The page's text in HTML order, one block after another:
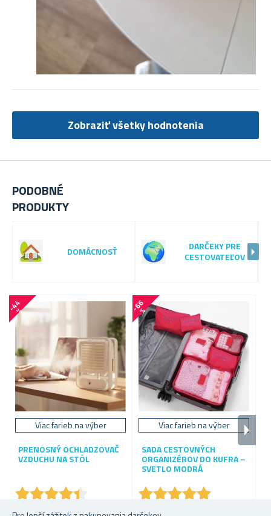
PODOBNÉ
PRODUKTY
DOMÁCNOSŤ
DARČEKY PRE
CESTOVATEĽOV
-
4
4
%
Viac farieb na výber
PRENOSNÝ OCHLADZOVAČ
VZDUCHU NA STÔL
★★★★★
★★★★★
Skladem
-
6
6
%
Viac farieb na výber
SADA CESTOVNÝCH
ORGANIZÉROV DO KUFRA –
SVETLO MODRÁ
★★★★★
★★★★★
Skladem
Zobraziť všetky hodnotenia